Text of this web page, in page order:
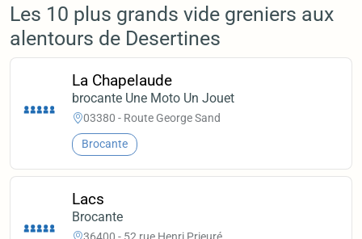
Les 10 plus grands vide greniers aux
alentours de Desertines
La Chapelaude
brocante Une Moto Un Jouet
03380 - Route George Sand
Brocante
Lacs
Brocante